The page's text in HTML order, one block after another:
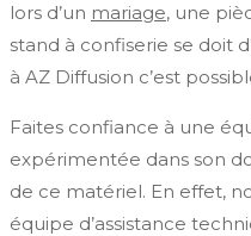
lors d’un mariage, une
stand à confiserie se doit
à AZ Diffusion c’est
Faites confiance à une
expérimentée dans son
de ce matériel. En effet,
équipe d’assistance